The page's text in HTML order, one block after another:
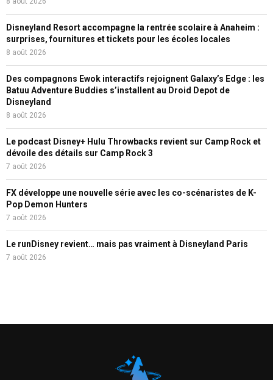
Disneyland Resort accompagne la rentrée scolaire à Anaheim :
surprises, fournitures et tickets pour les écoles locales
8 août 2026
Des compagnons Ewok interactifs rejoignent Galaxy’s Edge : les
Batuu Adventure Buddies s’installent au Droid Depot de
Disneyland
8 août 2026
Le podcast Disney+ Hulu Throwbacks revient sur Camp Rock et
dévoile des détails sur Camp Rock 3
7 août 2026
FX développe une nouvelle série avec les co-scénaristes de K-
Pop Demon Hunters
7 août 2026
Le runDisney revient… mais pas vraiment à Disneyland Paris
7 août 2026